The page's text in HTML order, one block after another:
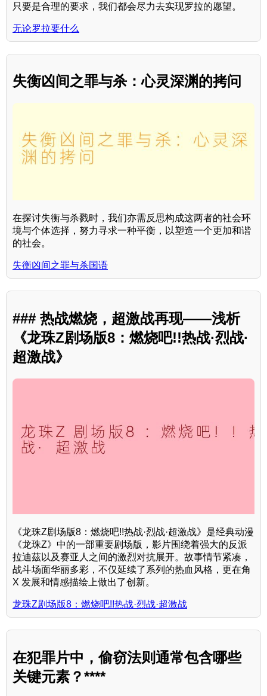
只要是合理的要求，我们都会尽力去实现罗拉的愿望。
无论罗拉要什么
失衡凶间之罪与杀：心灵深渊的拷问
在探讨失衡与杀戮时，我们亦需反思构成这两者的社会环
境与个体选择，努力寻求一种平衡，以塑造一个更加和谐
的社会。
失衡凶间之罪与杀国语
### 热战燃烧，超激战再现——浅析
《龙珠Z剧场版8：燃烧吧!!热战·烈战·
超激战》
《龙珠Z剧场版8：燃烧吧!!热战·烈战·超激战》是经典动漫
《龙珠Z》中的一部重要剧场版，影片围绕着强大的反派
拉迪茲以及赛亚人之间的激烈对抗展开。故事情节紧凑，
战斗场面华丽多彩，不仅延续了系列的热血风格，更在角
X 发展和情感描绘上做出了创新。
龙珠Z剧场版8：燃烧吧!!热战·烈战·超激战
在犯罪片中，偷窃法则通常包含哪些
关键元素？****